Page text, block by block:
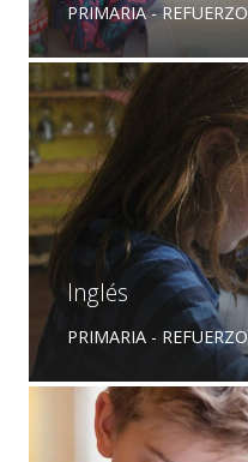
PRIMARIA - REFUERZO
Inglés
PRIMARIA - REFUERZO